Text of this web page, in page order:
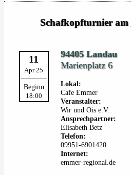
Schafkopfturnier am
11
Apr 25
Beginn
18:00
94405 Landau
Marienplatz 6
Lokal:
Cafe Emmer
Veranstalter:
Wir und Ois e.V.
Ansprechpartner:
Elisabeth Betz
Telefon:
09951-6901420
Internet:
emmer-regional.de